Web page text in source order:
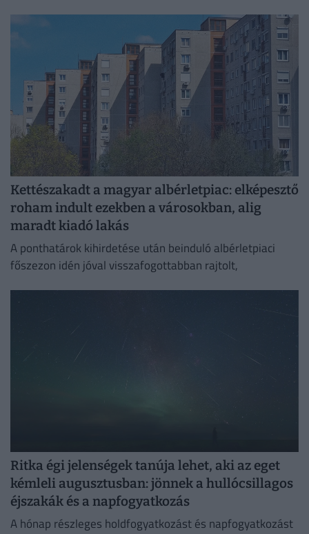
biztosítása érdekében.
Kettészakadt a magyar albérletpiac: elképesztő
roham indult ezekben a városokban, alig
maradt kiadó lakás
A ponthatárok kihirdetése után beinduló albérletpiaci
főszezon idén jóval visszafogottabban rajtolt,
Ritka égi jelenségek tanúja lehet, aki az eget
kémleli augusztusban: jönnek a hullócsillagos
éjszakák és a napfogyatkozás
A hónap részleges holdfogyatkozást és napfogyatkozást